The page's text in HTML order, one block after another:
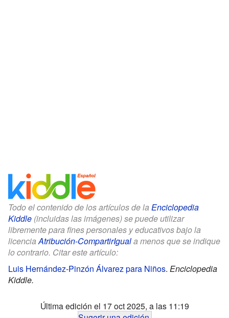
Todo el contenido de los artículos de la Enciclopedia
Kiddle (incluidas las imágenes) se puede utilizar
libremente para fines personales y educativos bajo la
licenciaAtribución-CompartirIguala menos que se indique
lo contrario. Citar este artículo:
Luis Hernández-Pinzón Álvarez para Niños. Enciclopedia
Kiddle.
Última edición el 17 oct 2025, a las 11:19